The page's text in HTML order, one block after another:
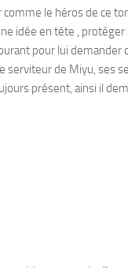
le héros de ce
idée en tête ,
pour lui demander
serviteur de Miyu, ses
présent, ainsi il